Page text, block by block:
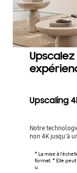
Upscaling
Notre
non 4K jusqu'à
* La mise à
format. * Elle peut
u.